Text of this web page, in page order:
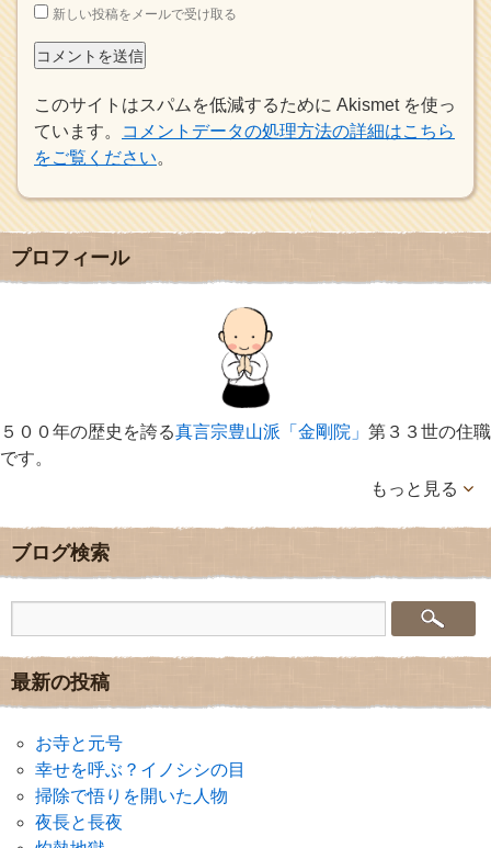
新しい投稿をメールで受け取る
このサイトはスパムを低減するために Akismet を使っ
ています。
コメントデータの処理方法の詳細はこちら
をご覧ください。
プロフィール
５００年の歴史を誇る真言宗豊山派「金剛院」 第３３世の住職
です。
もっと見る
ブログ検索
最新の投稿
お寺と元号
幸せを呼ぶ？イノシシの目
掃除で悟りを開いた人物
夜長と長夜